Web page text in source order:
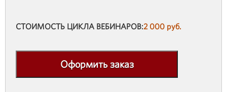
СТОИМОСТЬ ЦИКЛА ВЕБИНАРОВ:2 000 руб.
Оформить заказ